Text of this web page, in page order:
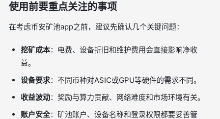
使用前要重点关注的事项
在考虑币安矿池app之前，建议先确认几个关键问题：
挖矿成本：电费、设备折旧和维护费用会直接影响净收
益。
设备要求：不同币种对ASIC或GPU等硬件的需求不同。
收益波动：奖励与算力贡献、网络难度和市场环境有关。
账户安全：矿池账户、设备名称和登录权限都要妥善管